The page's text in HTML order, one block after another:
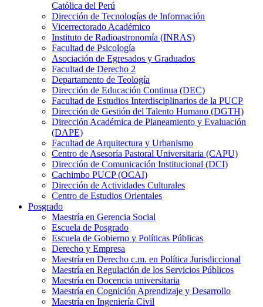
Católica del Perú
Dirección de Tecnologías de Información
Vicerrectorado Académico
Instituto de Radioastronomía (INRAS)
Facultad de Psicología
Asociación de Egresados y Graduados
Facultad de Derecho 2
Departamento de Teología
Dirección de Educación Continua (DEC)
Facultad de Estudios Interdisciplinarios de la PUCP
Dirección de Gestión del Talento Humano (DGTH)
Dirección Académica de Planeamiento y Evaluación
(DAPE)
Facultad de Arquitectura y Urbanismo
Centro de Asesoría Pastoral Universitaria (CAPU)
Dirección de Comunicación Institucional (DCI)
Cachimbo PUCP (OCAI)
Dirección de Actividades Culturales
Centro de Estudios Orientales
Posgrado
Maestría en Gerencia Social
Escuela de Posgrado
Escuela de Gobierno y Políticas Públicas
Derecho y Empresa
Maestría en Derecho c.m. en Política Jurisdiccional
Maestría en Regulación de los Servicios Públicos
Maestría en Docencia universitaria
Maestría en Cognición Aprendizaje y Desarrollo
Maestría en Ingeniería Civil